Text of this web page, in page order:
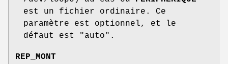
est un fichier ordinaire. Ce
paramètre est optionnel, et le
défaut est "auto".
REP_MONT